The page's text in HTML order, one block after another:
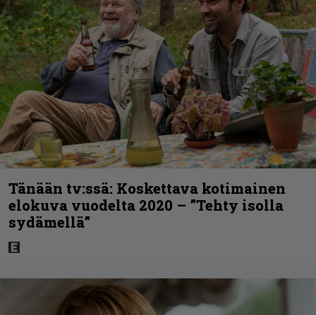
Tänään tv:ssä: Koskettava kotimainen
elokuva vuodelta 2020 – ”Tehty isolla
sydämellä”